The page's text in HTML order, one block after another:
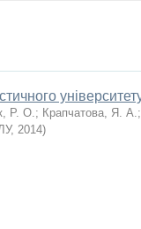
Р. О.; Крапчатова, Я. А.
, 2014)